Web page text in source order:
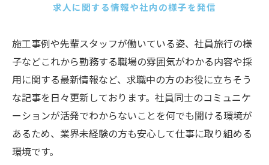
求人に関する情報や社内の様子を発信
施工事例や先輩スタッフが働いている姿、社員旅行の様
子などこれから勤務する職場の雰囲気がわかる内容や採
用に関する最新情報など、求職中の方のお役に立ちそう
な記事を日々更新しております。社員同士のコミュニケ
ーションが活発でわからないことを何でも聞ける環境が
あるため、業界未経験の方も安心して仕事に取り組める
環境です。